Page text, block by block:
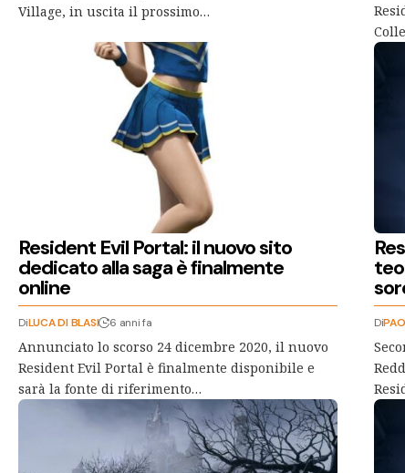
Village, in uscita il prossimo…
Resident Evil Portal: il nuovo sito
dedicato alla saga è finalmente
online
DiLUCA DI BLASI 6 anni fa
Annunciato lo scorso 24 dicembre 2020, il nuovo
Resident Evil Portal è finalmente disponibile e
sarà la fonte di riferimento…
Di